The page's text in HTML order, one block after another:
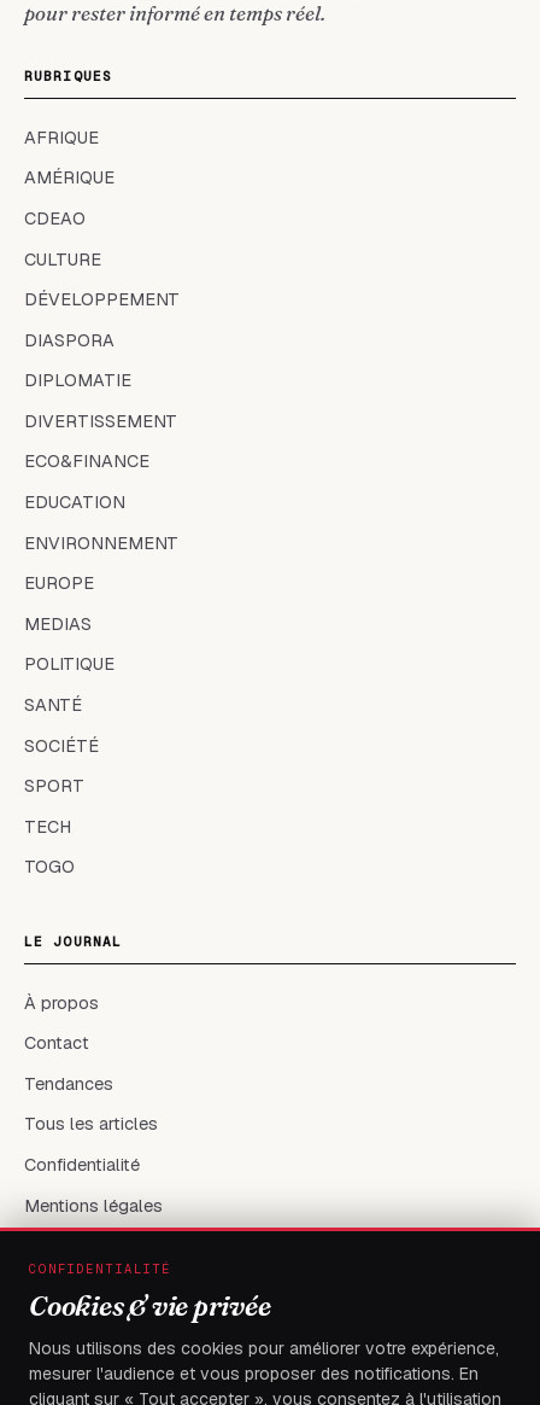
pour rester informé en temps réel.
RUBRIQUES
AFRIQUE
AMÉRIQUE
CDEAO
CULTURE
DÉVELOPPEMENT
DIASPORA
DIPLOMATIE
DIVERTISSEMENT
ECO&FINANCE
EDUCATION
ENVIRONNEMENT
EUROPE
MEDIAS
POLITIQUE
SANTÉ
SOCIÉTÉ
SPORT
TECH
TOGO
LE JOURNAL
À propos
Contact
Tendances
Tous les articles
Confidentialité
Mentions légales
X / Twitter
flambeaudesdemocrates@gmail.com
CONFIDENTIALITÉ
Cookies & vie privée
Nous utilisons des cookies pour améliorer votre expérience,
mesurer l'audience et vous proposer des notifications. En
cliquant sur « Tout accepter », vous consentez à l'utilisation